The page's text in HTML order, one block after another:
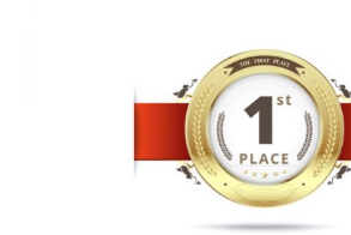
Regulasi PPID